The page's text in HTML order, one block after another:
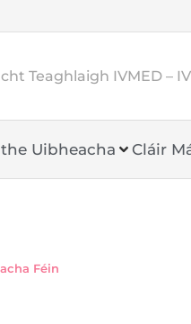
Teaghlaigh IVMED –
Uibheacha Cláir
Féin